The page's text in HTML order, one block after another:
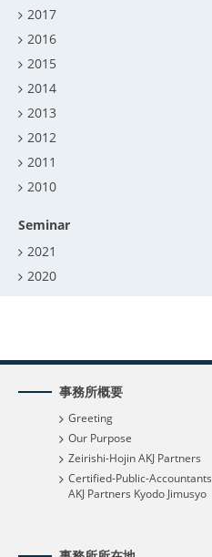
2017
2016
2015
2014
2013
2012
2011
2010
Seminar
2021
2020
事務所概要
Greeting
Our Purpose
Zeirishi-Hojin AKJ Partners
Certified-Public-Accountants
AKJ Partners Kyodo Jimusyo